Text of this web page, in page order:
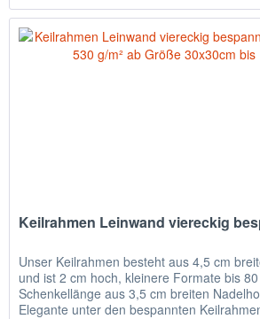
Keilrahmen Leinwand viereckig
Unser Keilrahmen besteht aus 4,5 cm
und ist 2 cm hoch, kleinere Formate bis
Schenkellänge aus 3,5 cm breiten
Elegante unter den bespannten